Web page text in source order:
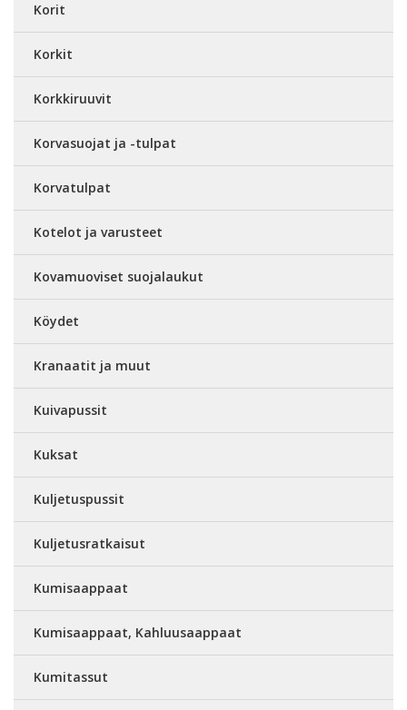
Korit
Korkit
Korkkiruuvit
Korvasuojat ja -tulpat
Korvatulpat
Kotelot ja varusteet
Kovamuoviset suojalaukut
Köydet
Kranaatit ja muut
Kuivapussit
Kuksat
Kuljetuspussit
Kuljetusratkaisut
Kumisaappaat
Kumisaappaat, Kahluusaappaat
Kumitassut